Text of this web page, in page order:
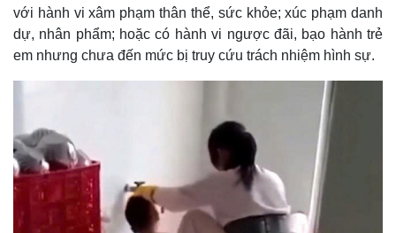
với hành vi xâm phạm thân thể, sức khỏe; xúc phạm danh
dự, nhân phẩm; hoặc có hành vi ngược đãi, bạo hành trẻ
em nhưng chưa đến mức bị truy cứu trách nhiệm hình sự.